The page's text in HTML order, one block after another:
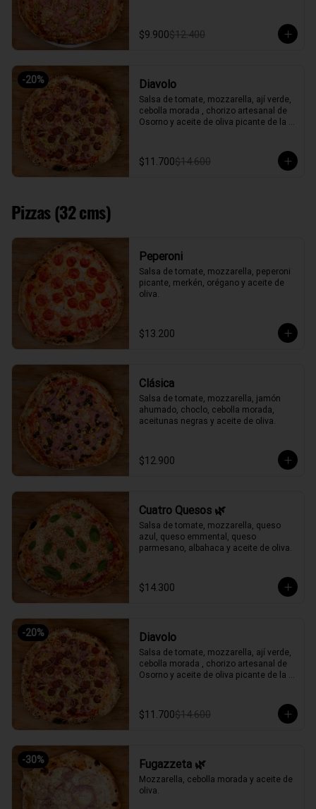
$9.900$12.400
-20% Diavolo
Salsa de tomate, mozzarella, ají verde,
cebolla morada , chorizo artesanal de
Osorno y aceite de oliva picante de la
$11.700$14.600
Pizzas (32 cms)
Peperoni
Salsa de tomate, mozzarella, peperoni
picante, merkén, orégano y aceite de
oliva.
$13.200
Clásica
Salsa de tomate, mozzarella, jamón
ahumado, choclo, cebolla morada,
aceitunas negras y aceite de oliva.
$12.900
Cuatro Quesos 🌿
Salsa de tomate, mozzarella, queso
azul, queso emmental, queso
parmesano, albahaca y aceite de oliva.
$14.300
-20% Diavolo
Salsa de tomate, mozzarella, ají verde,
cebolla morada , chorizo artesanal de
Osorno y aceite de oliva picante de la
$11.700$14.600
-30% Fugazzeta 🌿
Mozzarella, cebolla morada y aceite de
oliva.